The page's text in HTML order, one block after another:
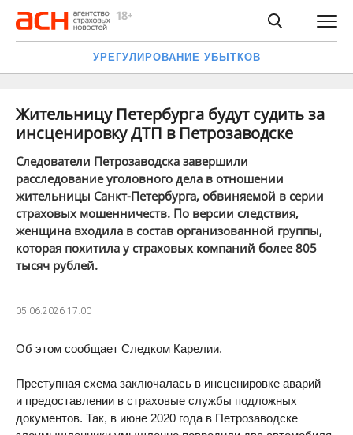
УРЕГУЛИРОВАНИЕ УБЫТКОВ
Жительницу Петербурга будут судить за
инсценировку ДТП в Петрозаводске
Следователи Петрозаводска завершили
расследование уголовного дела в отношении
жительницы Санкт-Петербурга, обвиняемой в серии
страховых мошенничеств. По версии следствия,
женщина входила в состав организованной группы,
которая похитила у страховых компаний более 805
тысяч рублей.
05.06.2026 17:00
Об этом сообщает Следком Карелии.
Преступная схема заключалась в инсценировке аварий
и предоставлении в страховые службы подложных
документов. Так, в июне 2020 года в Петрозаводске